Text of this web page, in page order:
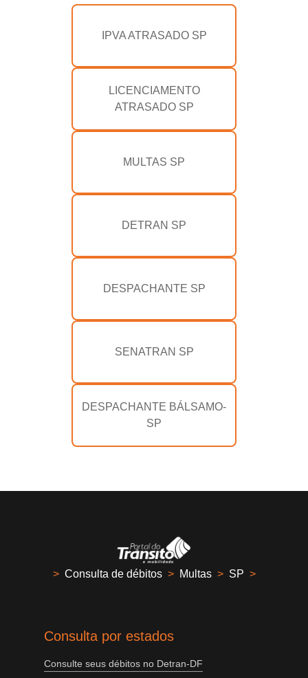
IPVA ATRASADO SP
LICENCIAMENTO
ATRASADO SP
MULTAS SP
DETRAN SP
DESPACHANTE SP
SENATRAN SP
DESPACHANTE BÁLSAMO-
SP
> Consulta de débitos > Multas > SP >
Consulta por estados
Consulte seus débitos no Detran-DF